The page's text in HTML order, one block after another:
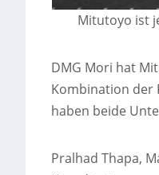
Mitutoyo ist
DMG Mori hat
Kombination der
haben beide
Pralhad Thapa,